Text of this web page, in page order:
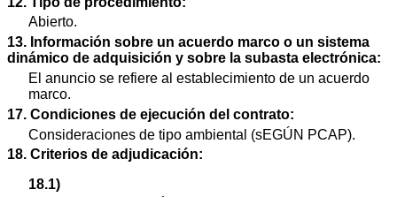
Abierto.
13. Información sobre un acuerdo marco o un sistema
dinámico de adquisición y sobre la subasta electrónica:
El anuncio se refiere al establecimiento de un acuerdo
marco.
17. Condiciones de ejecución del contrato:
Consideraciones de tipo ambiental (sEGÚN PCAP).
18. Criterios de adjudicación:
18.1)